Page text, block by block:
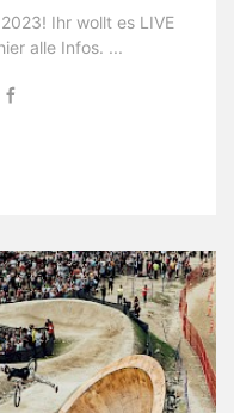
Ihr wollt es LIVE
alle Infos. ...